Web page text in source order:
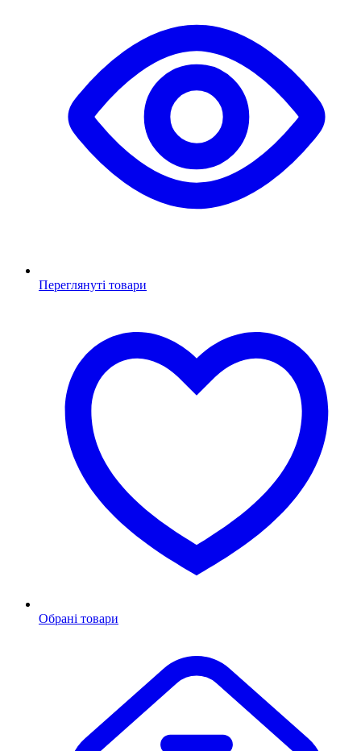
Переглянуті товари
Обрані товари